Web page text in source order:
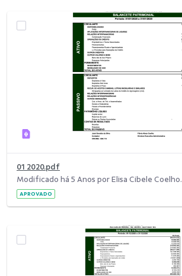
01 2020.pdf
Modificado há 5 Anos por Elisa Cibele Coelho.
APROVADO